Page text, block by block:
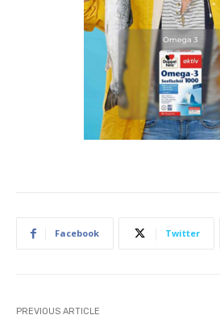
Facebook Twitter
PREVIOUS ARTICLE